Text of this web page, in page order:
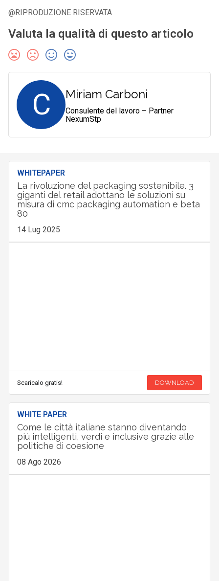
@RIPRODUZIONE RISERVATA
Valuta la qualità di questo articolo
C Miriam Carboni
Consulente del lavoro – Partner
NexumStp
WHITEPAPER
La rivoluzione del packaging sostenibile. 3
giganti del retail adottano le soluzioni su
misura di cmc packaging automation e beta
80
14 Lug 2025
Scaricalo gratis! DOWNLOAD
WHITE PAPER
Come le città italiane stanno diventando
più intelligenti, verdi e inclusive grazie alle
politiche di coesione
08 Ago 2026